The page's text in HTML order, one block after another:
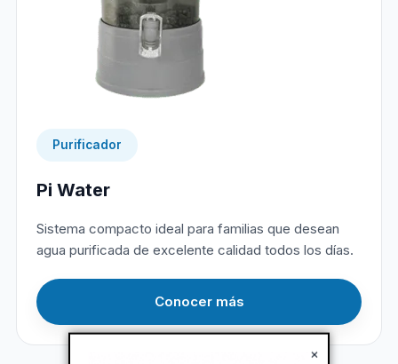
×
Purificador
Pi Water
Sistema compacto ideal para familias que desean
agua purificada de excelente calidad todos los días.
Conocer más